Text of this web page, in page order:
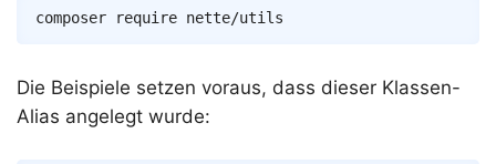
composer
Die Beispiele setzen voraus, dass dieser Klassen-
Alias angelegt wurde: